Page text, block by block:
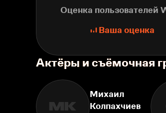
Оценка пользователей
Ваша оценка
Актёры и съёмочная
МК
Михаил
Колпахчиев